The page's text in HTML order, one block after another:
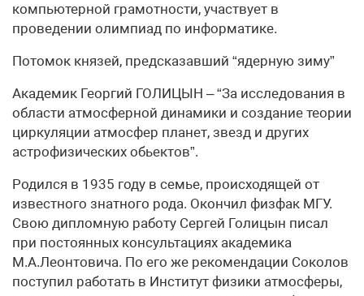
компьютерной грамотности, участвует в
проведении олимпиад по информатике.
Потомок князей, предсказавший “ядерную зиму”
Академик Георгий ГОЛИЦЫН – “За исследования в
области атмосферной динамики и создание теории
циркуляции атмосфер планет, звезд и других
астрофизических обьектов”.
Родился в 1935 году в семье, происходящей от
известного знатного рода. Окончил физфак МГУ.
Свою дипломную работу Сергей Голицын писал
при постоянных консультациях академика
М.А.Леонтовича. По его же рекомендации Соколов
поступил работать в Институт физики атмосферы,